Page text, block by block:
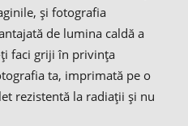
și fotografia
de lumina caldă a
faci griji în privința
ta, imprimată pe o
rezistentă la radiații și nu